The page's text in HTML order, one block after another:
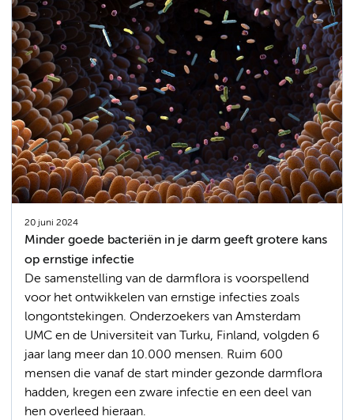
20 juni 2024
Minder goede bacteriën in je darm geeft grotere kans
op ernstige infectie
De samenstelling van de darmflora is voorspellend
voor het ontwikkelen van ernstige infecties zoals
longontstekingen. Onderzoekers van Amsterdam
UMC en de Universiteit van Turku, Finland, volgden 6
jaar lang meer dan 10.000 mensen. Ruim 600
mensen die vanaf de start minder gezonde darmflora
hadden, kregen een zware infectie en een deel van
hen overleed hieraan.